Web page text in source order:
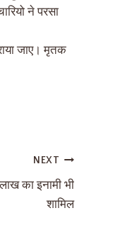
ने परसा
जाए। मृतक
NEXT
का इनामी भी
शामिल